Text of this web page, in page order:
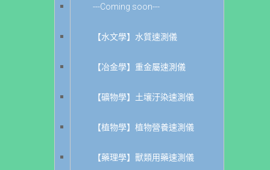
---Coming soon---
【水文學】水質速測儀
【冶金學】重金屬速測儀
【礦物學】土壤汙染速測儀
【植物學】植物營養速測儀
【藥理學】獸類用藥速測儀